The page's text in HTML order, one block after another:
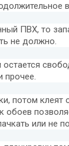
ПВХ, то
не должно.
прочее.
потом
или не